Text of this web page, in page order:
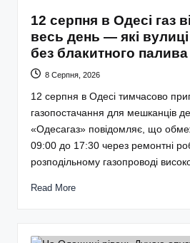
12 серпня в Одесі газ
весь день — які
без блакитного палива
8 Серпня, 2026
12 серпня в Одесі тимчасово
газопостачання для мешканців
«Одесагаз» повідомляє, що
09:00 до 17:30 через ремонтні
розподільному газопроводі
Read More